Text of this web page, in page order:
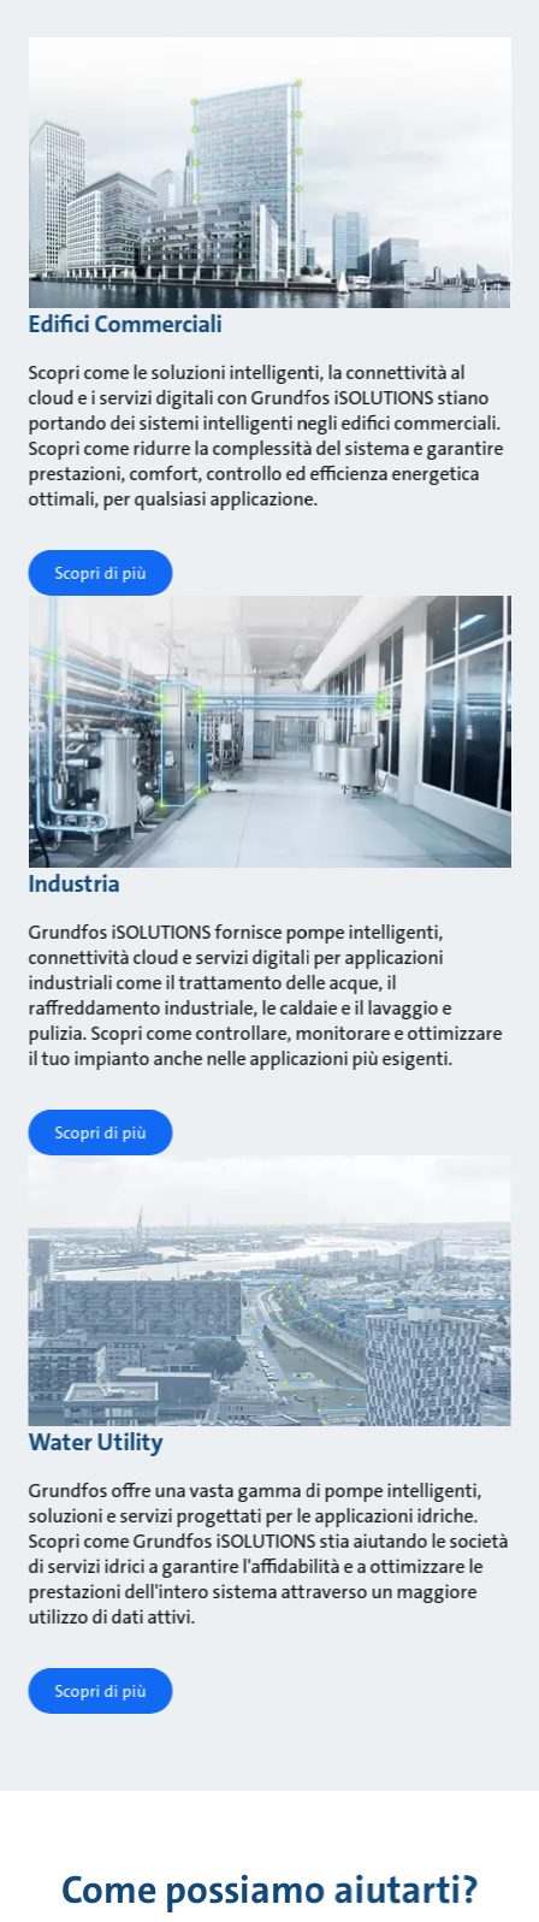
Edifici Commerciali
Scopri come le soluzioni intelligenti, la connettività al
cloud e i servizi digitali con Grundfos iSOLUTIONS stiano
portando dei sistemi intelligenti negli edifici commerciali.
Scopri come ridurre la complessità del sistema e garantire
prestazioni, comfort, controllo ed efficienza energetica
ottimali, per qualsiasi applicazione.
Scopri di più
Industria
Grundfos iSOLUTIONS fornisce pompe intelligenti,
connettività cloud e servizi digitali per applicazioni
industriali come il trattamento delle acque, il
raffreddamento industriale, le caldaie e il lavaggio e
pulizia. Scopri come controllare, monitorare e ottimizzare
il tuo impianto anche nelle applicazioni più esigenti.
Scopri di più
Water Utility
Grundfos offre una vasta gamma di pompe intelligenti,
soluzioni e servizi progettati per le applicazioni idriche.
Scopri come Grundfos iSOLUTIONS stia aiutando le società
di servizi idrici a garantire l'affidabilità e a ottimizzare le
prestazioni dell'intero sistema attraverso un maggiore
utilizzo di dati attivi.
Scopri di più
Come possiamo aiutarti?